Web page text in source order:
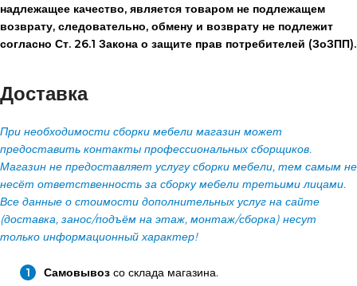
надлежащее качество, является товаром не подлежащем
возврату, следовательно, обмену и возврату не подлежит
согласно Ст. 26.1 Закона о защите прав потребителей (ЗоЗПП).
Доставка
При необходимости сборки мебели магазин может
предоставить контакты профессиональных сборщиков.
Магазин не предоставляет услугу сборки мебели, тем самым не
несёт ответственность за сборку мебели третьими лицами.
Все данные о стоимости дополнительных услуг на сайте
(доставка, занос/подъём на этаж, монтаж/сборка) несут
только информационный характер!
Самовывоз со склада магазина.